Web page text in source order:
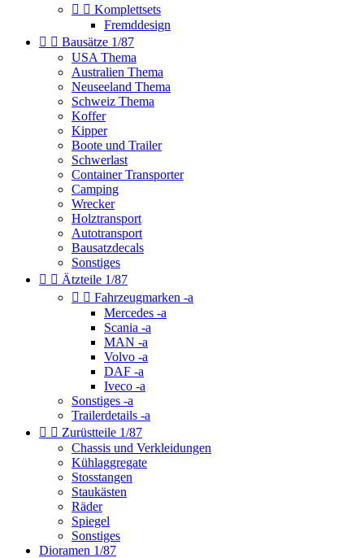
  Komplettsets
Fremddesign
  Bausätze 1/87
USA Thema
Australien Thema
Neuseeland Thema
Schweiz Thema
Koffer
Kipper
Boote und Trailer
Schwerlast
Container Transporter
Camping
Wrecker
Holztransport
Autotransport
Bausatzdecals
Sonstiges
  Ätzteile 1/87
  Fahrzeugmarken -a
Mercedes -a
Scania -a
MAN -a
Volvo -a
DAF -a
Iveco -a
Sonstiges -a
Trailerdetails -a
  Zurüstteile 1/87
Chassis und Verkleidungen
Kühlaggregate
Stosstangen
Staukästen
Räder
Spiegel
Sonstiges
Dioramen 1/87